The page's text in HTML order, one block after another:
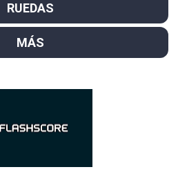
RUEDAS
MÁS